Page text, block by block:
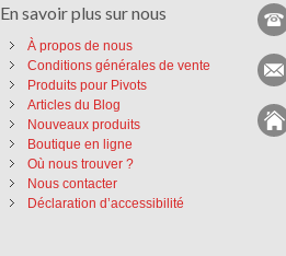
En savoir plus sur nous
À propos de nous
Conditions générales de vente
Produits pour Pivots
Articles du Blog
Nouveaux produits
Boutique en ligne
Où nous trouver ?
Nous contacter
Déclaration d’accessibilité